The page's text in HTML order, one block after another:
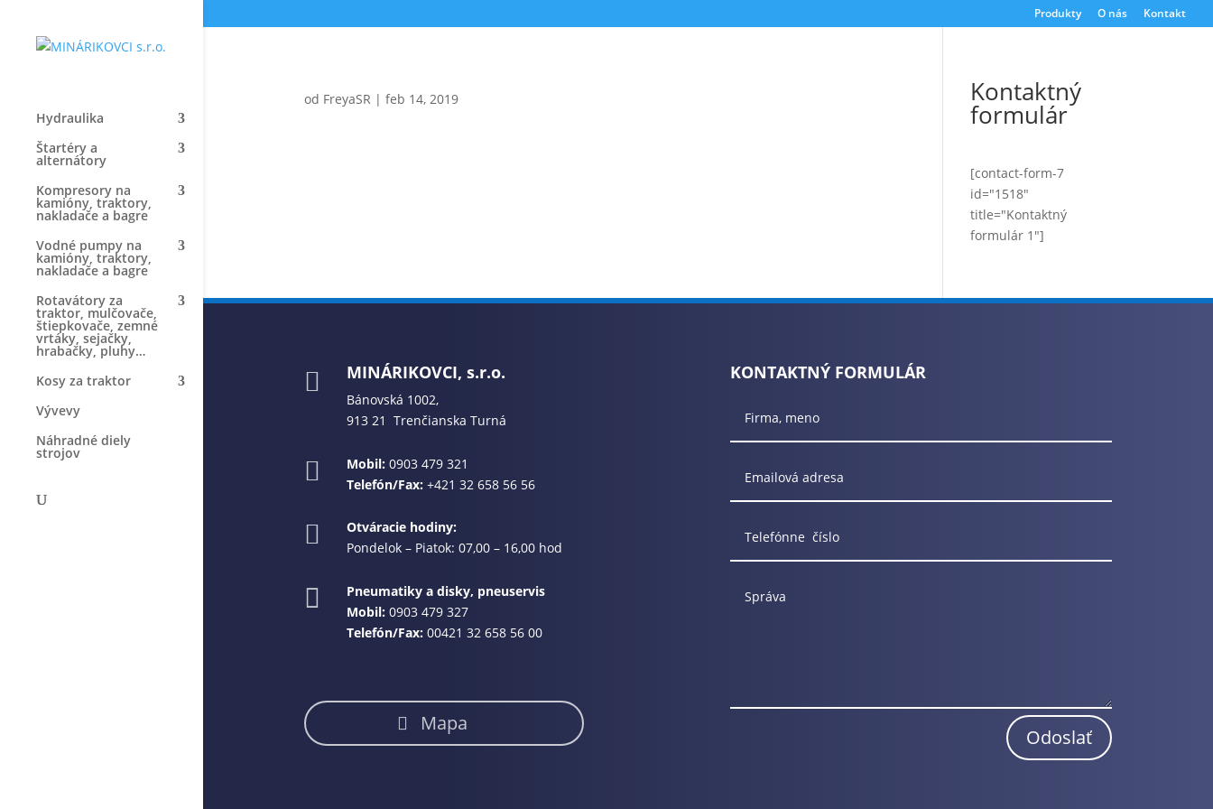
Produkty O nás Kontakt
Hydraulika
Štartéry a
alternátory
Kompresory na
kamióny, traktory,
nakladače a bagre
Vodné pumpy na
kamióny, traktory,
nakladače a bagre
Rotavátory za
traktor, mulčovače,
štiepkovače, zemné
vrtáky, sejačky,
hrabačky, pluhy…
Kosy za traktor
Vývevy
Náhradné diely
strojov
od FreyaSR | feb 14, 2019 Kontaktný
formulár
[contact-form-7
id="1518"
title="Kontaktný
formulár 1"]
 MINÁRIKOVCI, s.r.o.
Bánovská 1002,
913 21 Trenčianska Turná
 Mobil: 0903 479 321
Telefón/Fax: +421 32 658 56 56

Otváracie hodiny:
Pondelok – Piatok: 07,00 – 16,00 hod

Pneumatiky a disky, pneuservis
Mobil: 0903 479 327
Telefón/Fax: 00421 32 658 56 00
Mapa
KONTAKTNÝ FORMULÁR
Odoslať